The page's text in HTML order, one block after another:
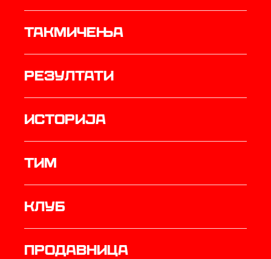
Такмичења
резултати
историја
ТИМ
Клуб
продавница